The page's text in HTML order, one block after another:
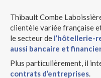
Thibault Combe
clientèle variée française
le secteur de l’hôtellerie-
aussi bancaire et
Plus particulièrement, il
contrats d’entreprises